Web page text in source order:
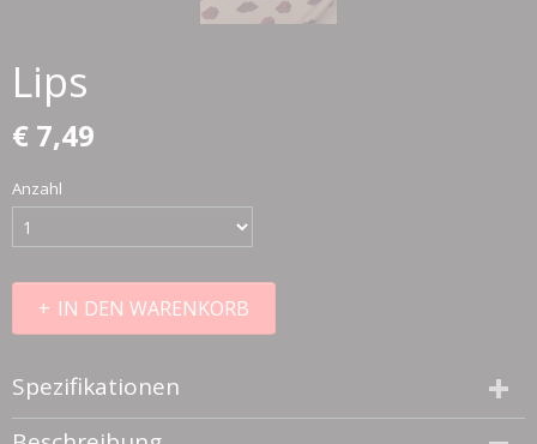
Lips
€ 7,49
Anzahl
IN DEN WARENKORB
Spezifikationen
Größe (l,b,h)